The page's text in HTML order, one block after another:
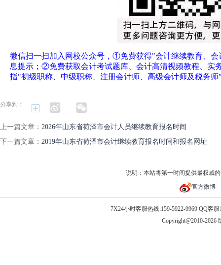
微信扫一扫加入网校公众号，①免费获得"会计继续教育、
息提示；②免费获取会计考试题库、会计高清视频教程、实
指"初级职称、中级职称、注册会计师、高级会计师及税务
分享到：
上一篇文章： 2026年山东省荷泽市会计人员继续教育报名时间
下一篇文章： 2019年山东省荷泽市会计继续教育报名时间和报名网址
说明：本站将第一时间提供最权威
官方微博
7X24小时客服热线:159-5922-9969 QQ客服
Copyright@2010-2026